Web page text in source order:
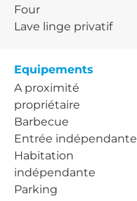
Four
Lave linge privatif
Equipements
A proximité
propriétaire
Barbecue
Entrée indépendante
Habitation
indépendante
Parking